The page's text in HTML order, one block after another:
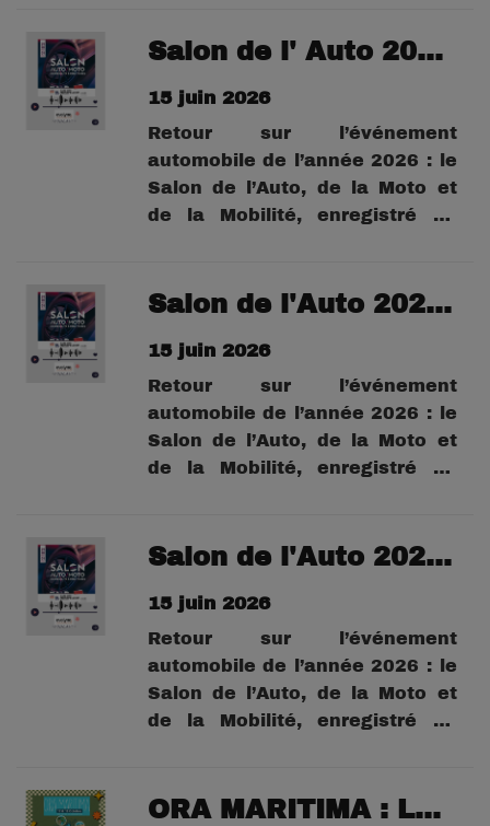
travers cette série de podcasts,
cœur de l’univers automobile
montpelliérain.Au-delà des
marques et des...
Salon de l' Auto 2026 : Alexandre Rodriguez Pardo Directeur Mercedes Sete
15 juin 2026
Retour sur l’événement
automobile de l’année 2026 : le
Salon de l’Auto, de la Moto et
de la Mobilité, enregistré au
travers cette série de podcasts,
cœur de l’univers automobile
montpelliérain.Au-delà des
marques et des...
Salon de l'Auto 2026 : Damien Petithomme, directeur de Pepisud.
15 juin 2026
Retour sur l’événement
automobile de l’année 2026 : le
Salon de l’Auto, de la Moto et
de la Mobilité, enregistré au
travers cette série de podcasts,
cœur de l’univers automobile
montpelliérain.Au-delà des
marques et des...
Salon de l'Auto 2026 : David Magoust Responsable sud france BYD
15 juin 2026
Retour sur l’événement
automobile de l’année 2026 : le
Salon de l’Auto, de la Moto et
de la Mobilité, enregistré au
travers cette série de podcasts,
ORA MARITIMA : Leslie Prévost, de la Coopérative des Conchyliculteurs de Méditerranée,